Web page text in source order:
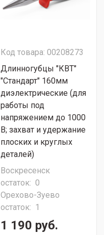
Код товара: 00208273
Длинногубцы "КВТ"
"Стандарт" 160мм
диэлектрические (для
работы под
напряжением до 1000
В; захват и удержание
плоских и круглых
деталей)
Воскресенск
остаток: 0
Орехово-Зуево
остаток: 1
1 190 руб.